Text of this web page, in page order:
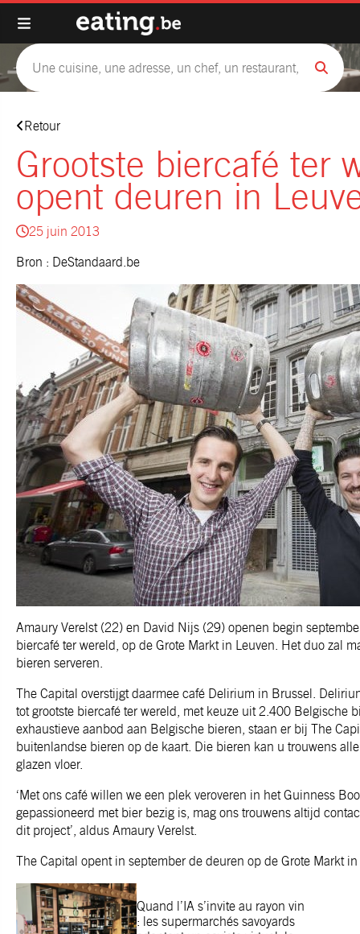
Retour
Grootste biercafé ter
opent deuren in
25 juin 2013
Bron : DeStandaard.be
Amaury Verelst (22) en David Nijs (29) openen begin
biercafé ter wereld, op de Grote Markt in Leuven. Het duo zal
bieren serveren.
The Capital overstijgt daarmee café Delirium in Brussel.
tot grootste biercafé ter wereld, met keuze uit 2.400 Belgische
exhaustieve aanbod aan Belgische bieren, staan er bij The
buitenlandse bieren op de kaart. Die bieren kan u trouwens
glazen vloer.
‘Met ons café willen we een plek veroveren in het Guinness
gepassioneerd met bier bezig is, mag ons trouwens altijd
dit project’, aldus Amaury Verelst.
The Capital opent in september de deuren op de Grote Markt
Quand l’IA s’invite au rayon vin
: les supermarchés savoyards